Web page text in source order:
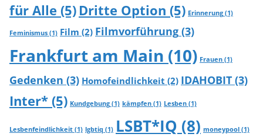
für Alle (5) Dritte Option (5) Erinnerung (1)
Feminismus (1) Film (2) Filmvorführung (3)
Frankfurt am Main (10) Frauen (1)
Gedenken (3) Homofeindlichkeit (2) IDAHOBIT (3)
Inter* (5) Kundgebung (1) kämpfen (1) Lesben (1)
Lesbenfeindlichkeit (1) lgbtiq (1) LSBT*IQ (8) moneypool (1)